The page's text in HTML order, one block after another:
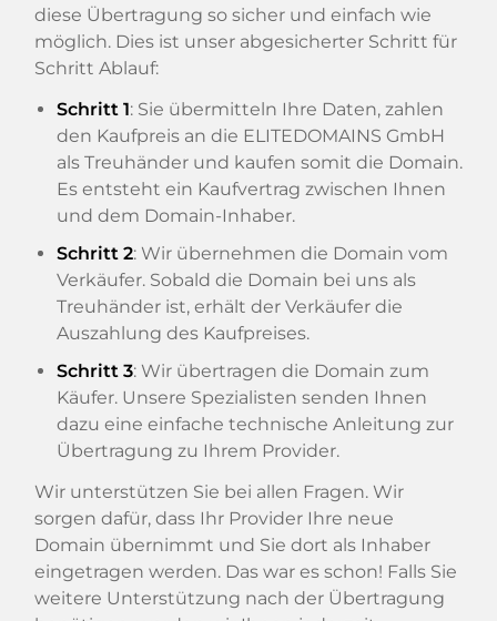
diese Übertragung so sicher und einfach wie
möglich. Dies ist unser abgesicherter Schritt für
Schritt Ablauf:
Schritt 1: Sie übermitteln Ihre Daten, zahlen
den Kaufpreis an die ELITEDOMAINS GmbH
als Treuhänder und kaufen somit die Domain.
Es entsteht ein Kaufvertrag zwischen Ihnen
und dem Domain-Inhaber.
Schritt 2: Wir übernehmen die Domain vom
Verkäufer. Sobald die Domain bei uns als
Treuhänder ist, erhält der Verkäufer die
Auszahlung des Kaufpreises.
Schritt 3: Wir übertragen die Domain zum
Käufer. Unsere Spezialisten senden Ihnen
dazu eine einfache technische Anleitung zur
Übertragung zu Ihrem Provider.
Wir unterstützen Sie bei allen Fragen. Wir
sorgen dafür, dass Ihr Provider Ihre neue
Domain übernimmt und Sie dort als Inhaber
eingetragen werden. Das war es schon! Falls Sie
weitere Unterstützung nach der Übertragung